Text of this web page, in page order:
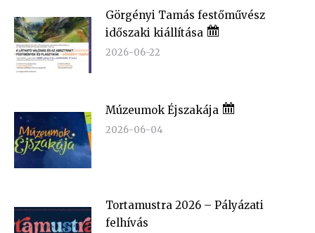
Görgényi Tamás festőművész
időszaki kiállítása
2026-06-22
Múzeumok Éjszakája
2026-06-04
Tortamustra 2026 – Pályázati
felhívás